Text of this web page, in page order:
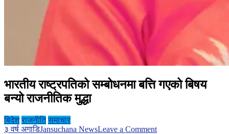
भारतीय राष्ट्रपतिको सम्बोधनमा बत्ति गएको बिषय
बन्यो राजनीतिक मुद्धा
बिदेश राजनीति समाचार
३ वर्ष अगाडिJansuchana NewsLeave a Commenton